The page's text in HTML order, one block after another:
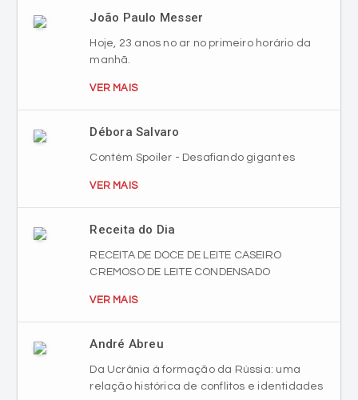
João Paulo Messer
Hoje, 23 anos no ar no primeiro horário da
manhã.
VER MAIS
Débora Salvaro
Contém Spoiler - Desafiando gigantes
VER MAIS
Receita do Dia
RECEITA DE DOCE DE LEITE CASEIRO
CREMOSO DE LEITE CONDENSADO
VER MAIS
André Abreu
Da Ucrânia à formação da Rússia: uma
relação histórica de conflitos e identidades